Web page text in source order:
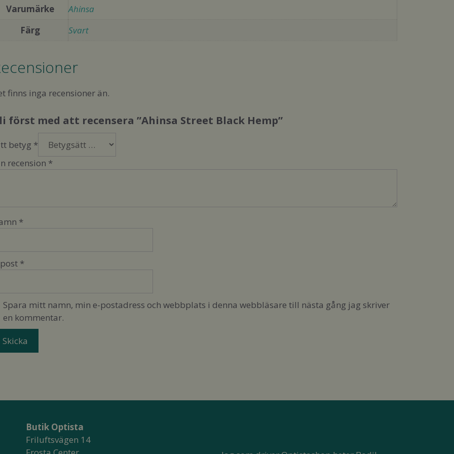
Varumärke
Ahinsa
Färg
Svart
finns inga recensioner än.
först med att recensera ”Ahinsa Street Black Hemp”
betyg *
recension *
*
*
Spara mitt namn, min e-postadress och webbplats i denna webbläsare till nästa gång jag skriver
en kommentar.
Butik Optista
Friluftsvägen 14